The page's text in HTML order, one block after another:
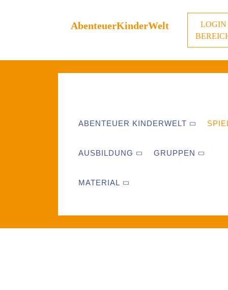
AbenteuerKinderWelt
LOGIN
ABENTEUER KINDERWELT
AUSBILDUNG GRUPPEN
MATERIAL